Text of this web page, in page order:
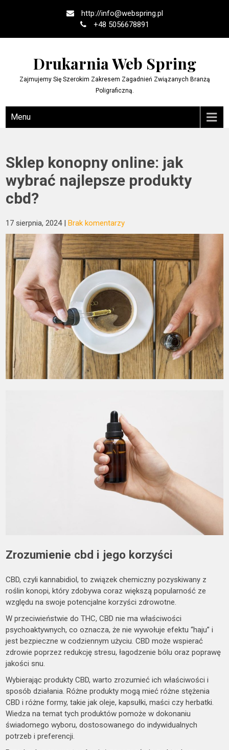
http://info@webspring.pl
+48 5056678891
Drukarnia Web Spring
Zajmujemy Się Szerokim Zakresem Zagadnień Związanych Branżą
Poligraficzną.
Menu
Sklep konopny online: jak
wybrać najlepsze produkty
cbd?
17 sierpnia, 2024 |Brak komentarzy
Zrozumienie cbd i jego korzyści
CBD, czyli kannabidiol, to związek chemiczny pozyskiwany z
roślin konopi, który zdobywa coraz większą popularność ze
względu na swoje potencjalne korzyści zdrowotne.
W przeciwieństwie do THC, CBD nie ma właściwości
psychoaktywnych, co oznacza, że nie wywołuje efektu “haju” i
jest bezpieczne w codziennym użyciu. CBD może wspierać
zdrowie poprzez redukcję stresu, łagodzenie bólu oraz poprawę
jakości snu.
Wybierając produkty CBD, warto zrozumieć ich właściwości i
sposób działania. Różne produkty mogą mieć różne stężenia
CBD i różne formy, takie jak oleje, kapsułki, maści czy herbatki.
Wiedza na temat tych produktów pomoże w dokonaniu
świadomego wyboru, dostosowanego do indywidualnych
potrzeb i preferencji.